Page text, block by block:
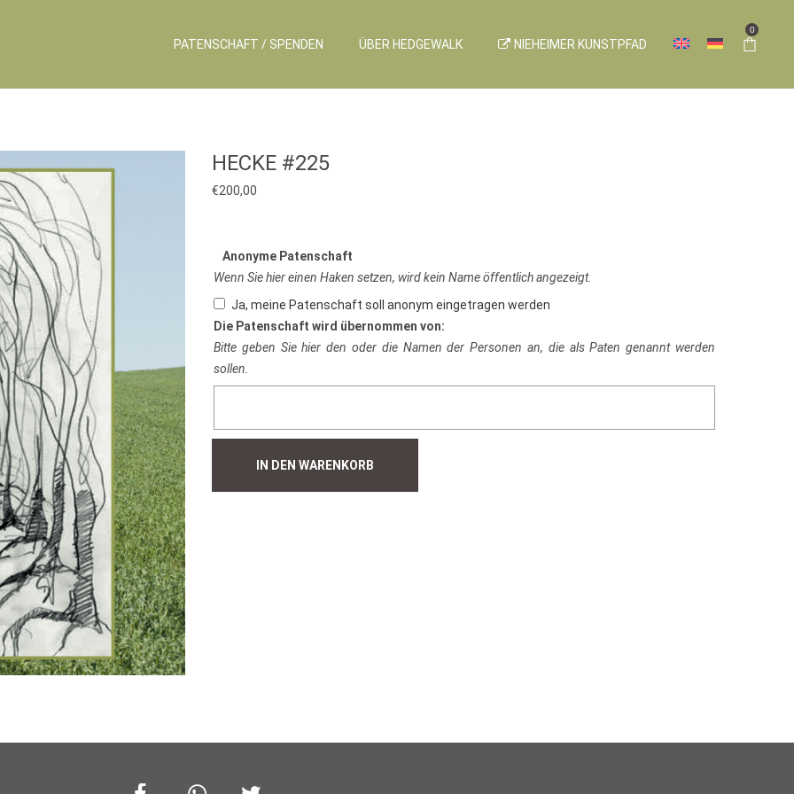
PATENSCHAFT / SPENDEN ÜBER HEDGEWALK NIEHEIMER KUNSTPFAD
0
HECKE #225
€200,00
Anonyme Patenschaft
Wenn Sie hier einen Haken setzen, wird kein Name öffentlich angezeigt.
Ja, meine Patenschaft soll anonym eingetragen werden
Die Patenschaft wird übernommen von:
Bitte geben Sie hier den oder die Namen der Personen an, die als Paten genannt werden
sollen.
Menge
IN DEN WARENKORB